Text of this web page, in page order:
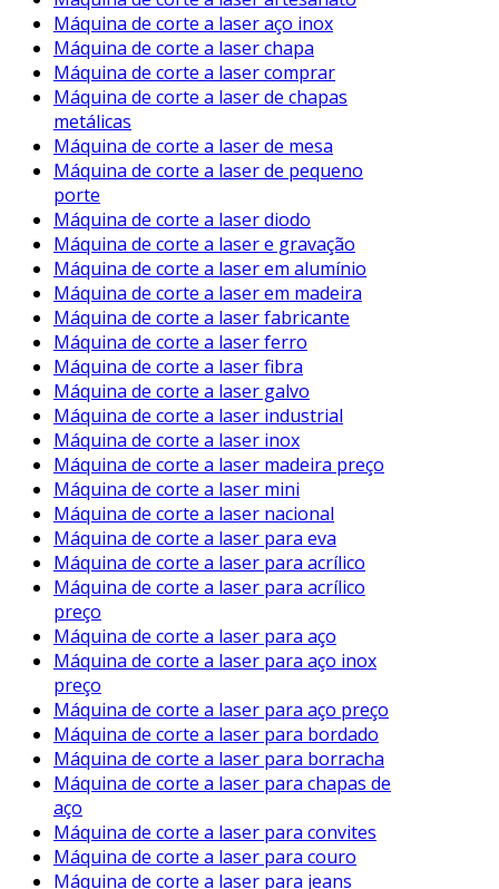
Máquina de corte a laser aço inox
Máquina de corte a laser chapa
Máquina de corte a laser comprar
Máquina de corte a laser de chapas
metálicas
Máquina de corte a laser de mesa
Máquina de corte a laser de pequeno
porte
Máquina de corte a laser diodo
Máquina de corte a laser e gravação
Máquina de corte a laser em alumínio
Máquina de corte a laser em madeira
Máquina de corte a laser fabricante
Máquina de corte a laser ferro
Máquina de corte a laser fibra
Máquina de corte a laser galvo
Máquina de corte a laser industrial
Máquina de corte a laser inox
Máquina de corte a laser madeira preço
Máquina de corte a laser mini
Máquina de corte a laser nacional
Máquina de corte a laser para eva
Máquina de corte a laser para acrílico
Máquina de corte a laser para acrílico
preço
Máquina de corte a laser para aço
Máquina de corte a laser para aço inox
preço
Máquina de corte a laser para aço preço
Máquina de corte a laser para bordado
Máquina de corte a laser para borracha
Máquina de corte a laser para chapas de
aço
Máquina de corte a laser para convites
Máquina de corte a laser para couro
Máquina de corte a laser para jeans